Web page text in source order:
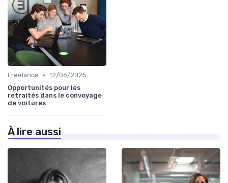
Freelance • 12/06/2025
Opportunités pour les
retraités dans le convoyage
de voitures
À lire aussi